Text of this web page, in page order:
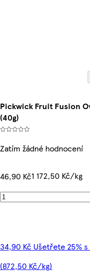
Pickwick Fruit Fusion
(40g)
Zatím žádné hodnocení
46,90 Kč1 172,50 Kč/kg
34,90 Kč Ušetřete 25%
(872,50 Kč/kg)